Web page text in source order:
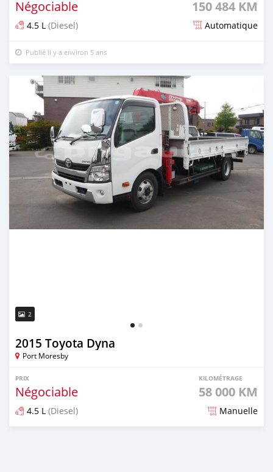
Négociable 150 484 KM
4.5 L (Diesel) Automatique
Publié il y a environ 5 ans
2
2015 Toyota Dyna
Port Moresby
PRIX
Négociable
KILOMÉTRAGE
58 000 KM
4.5 L (Diesel) Manuelle